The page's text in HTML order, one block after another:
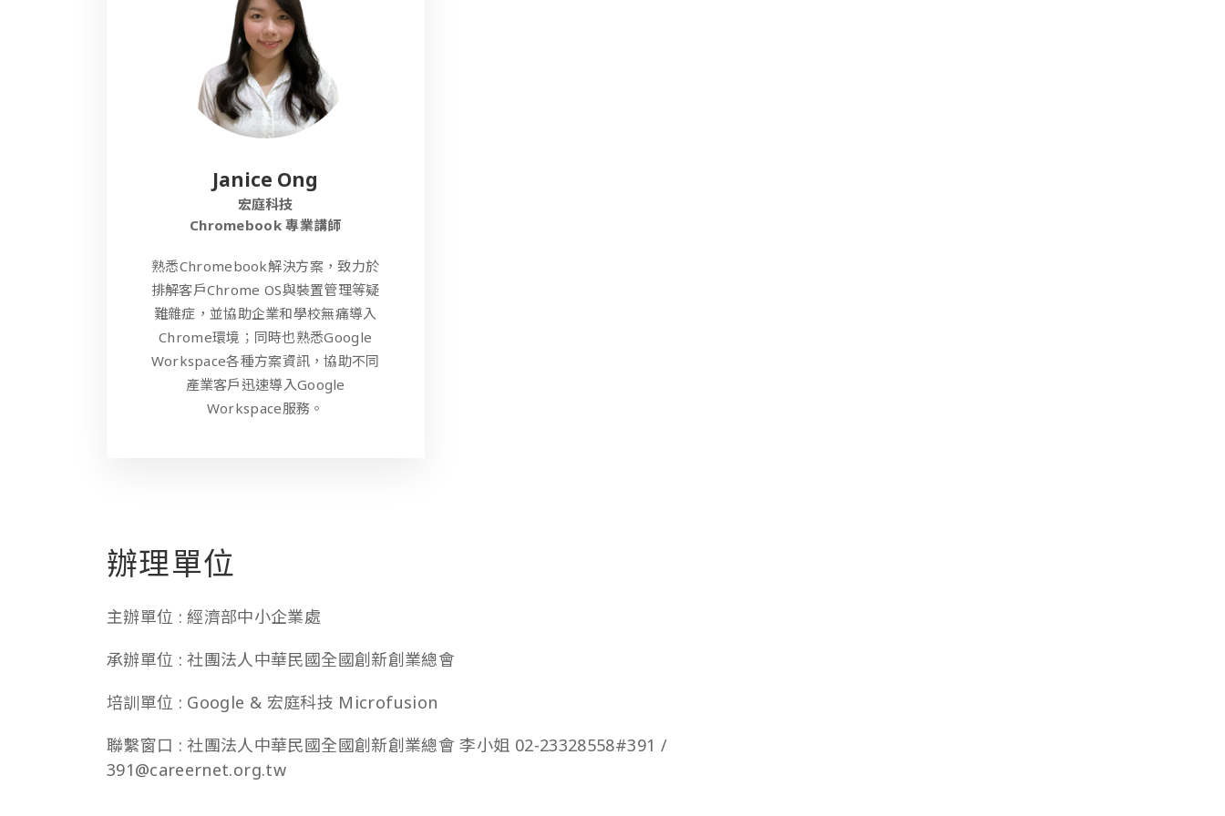
Janice Ong
宏庭科技
Chromebook 專業講師
熟悉Chromebook解決方案，致力於
排解客戶Chrome OS與裝置管理等疑
難雜症，並協助企業和學校無痛導入
Chrome環境；同時也熟悉Google
Workspace各種方案資訊，協助不同
產業客戶迅速導入Google
Workspace服務。
辦理單位
主辦單位 : 經濟部中小企業處
承辦單位 : 社團法人中華民國全國創新創業總會
培訓單位 : Google & 宏庭科技 Microfusion
聯繫窗口 : 社團法人中華民國全國創新創業總會 李小姐 02-23328558#391 /
391@careernet.org.tw